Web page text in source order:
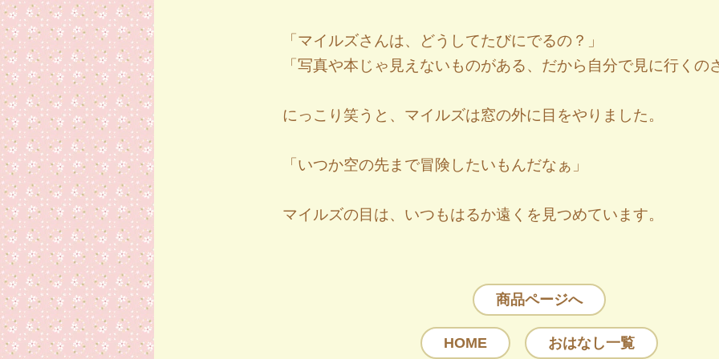
「マイルズさんは、どうしてたびにでるの？」
「写真や本じゃ見えないものがある、だから自分で見に行くの
にっこり笑うと、マイルズは窓の外に目をやりました。
「いつか空の先まで冒険したいもんだなぁ」
マイルズの目は、いつもはるか遠くを見つめています。
商品ページへ
HOME おはなし一覧